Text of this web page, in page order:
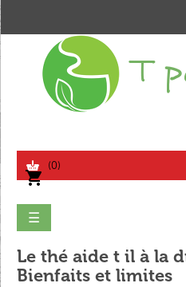
shopping_cart
(0)
search
Basculer
la
☰
Le thé aide t il à la
Bienfaits et limites